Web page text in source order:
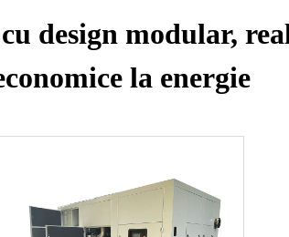
design modular,
la energie